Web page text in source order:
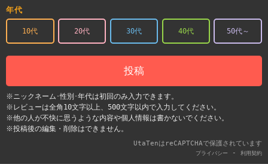
年代
10代 20代 30代 40代 50代～
投稿
※ニックネーム･性別･年代は初回のみ入力できます。
※レビューは全角10文字以上、500文字以内で入力してください。
※他の人が不快に思うような内容や個人情報は書かないでください。
※投稿後の編集・削除はできません。
UtaTenはreCAPTCHAで保護されています
プライバシー - 利用契約